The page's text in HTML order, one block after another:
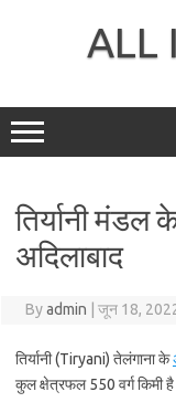
ALL
तिर्यानी मंडल
अदिलाबाद
Byadmin जून 18,
तिर्यानी (Tiryani) तेलंगाना के
कुल क्षेत्रफल 550 वर्ग किमी